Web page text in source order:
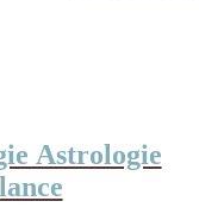
Astrologie